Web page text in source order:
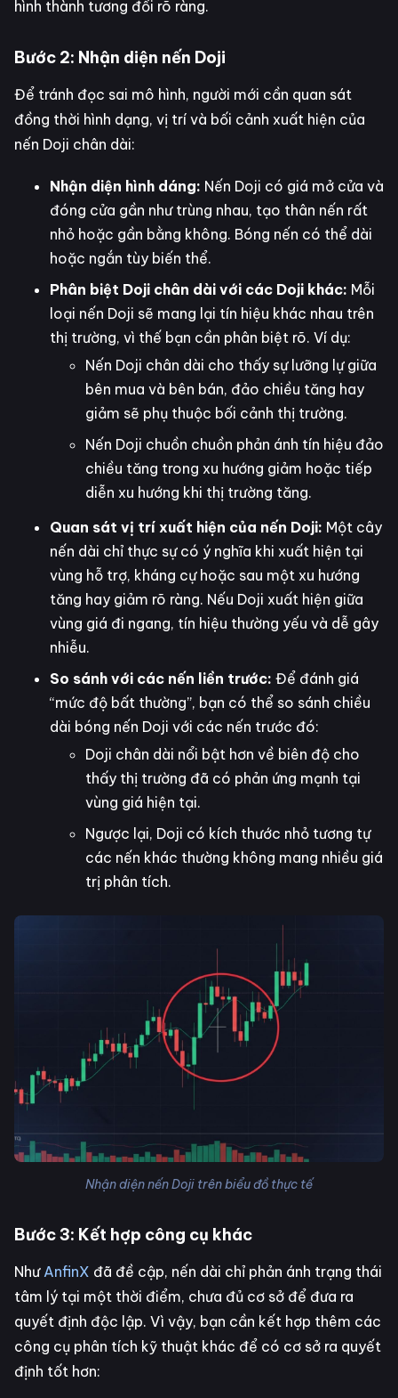
hình thành tương đối rõ ràng.
Bước 2: Nhận diện nến Doji
Để tránh đọc sai mô hình, người mới cần quan sát
đồng thời hình dạng, vị trí và bối cảnh xuất hiện của
nến Doji chân dài:
Nhận diện hình dáng: Nến Doji có giá mở cửa và
đóng cửa gần như trùng nhau, tạo thân nến rất
nhỏ hoặc gần bằng không. Bóng nến có thể dài
hoặc ngắn tùy biến thể.
Phân biệt Doji chân dài với các Doji khác: Mỗi
loại nến Doji sẽ mang lại tín hiệu khác nhau trên
thị trường, vì thế bạn cần phân biệt rõ. Ví dụ:
Nến Doji chân dài cho thấy sự lưỡng lự giữa
bên mua và bên bán, đảo chiều tăng hay
giảm sẽ phụ thuộc bối cảnh thị trường.
Nến Doji chuồn chuồn phản ánh tín hiệu đảo
chiều tăng trong xu hướng giảm hoặc tiếp
diễn xu hướng khi thị trường tăng.
Quan sát vị trí xuất hiện của nến Doji: Một cây
nến dài chỉ thực sự có ý nghĩa khi xuất hiện tại
vùng hỗ trợ, kháng cự hoặc sau một xu hướng
tăng hay giảm rõ ràng. Nếu Doji xuất hiện giữa
vùng giá đi ngang, tín hiệu thường yếu và dễ gây
nhiễu.
So sánh với các nến liền trước: Để đánh giá
“mức độ bất thường”, bạn có thể so sánh chiều
dài bóng nến Doji với các nến trước đó:
Doji chân dài nổi bật hơn về biên độ cho
thấy thị trường đã có phản ứng mạnh tại
vùng giá hiện tại.
Ngược lại, Doji có kích thước nhỏ tương tự
các nến khác thường không mang nhiều giá
trị phân tích.
Nhận diện nến Doji trên biểu đồ thực tế
Bước 3: Kết hợp công cụ khác
Như AnfinX đã đề cập, nến dài chỉ phản ánh trạng thái
tâm lý tại một thời điểm, chưa đủ cơ sở để đưa ra
quyết định độc lập. Vì vậy, bạn cần kết hợp thêm các
công cụ phân tích kỹ thuật khác để có cơ sở ra quyết
định tốt hơn: